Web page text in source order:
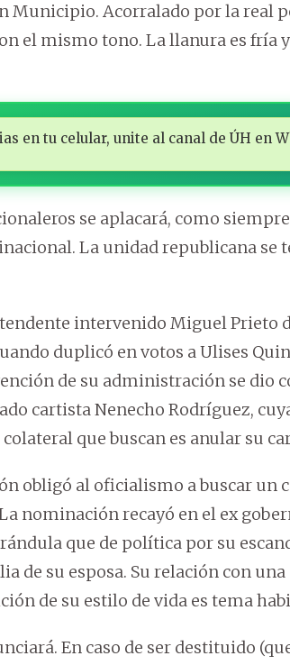
Municipio. Acorralado por la real
el mismo tono. La llanura es fría
en tu celular, unite al canal de ÚH en
se aplacará, como
La unidad republicana se
intervenido Miguel Prieto
duplicó en votos a Ulises
de su administración se dio
cartista Nenecho Rodríguez,
que buscan es anular su
obligó al oficialismo a buscar un
nominación recayó en el ex
que de política por su
de su esposa. Su relación con
de su estilo de vida es tema
En caso de ser destituido